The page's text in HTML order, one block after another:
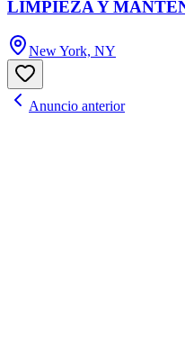
LIMPIEZA Y
New York, NY
Anuncio anterior